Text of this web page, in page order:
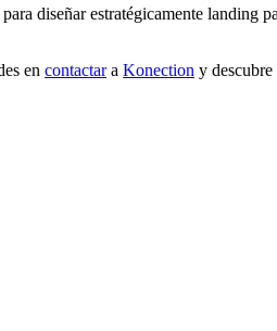
diseñar estratégicamente landing
en contactara Konection y